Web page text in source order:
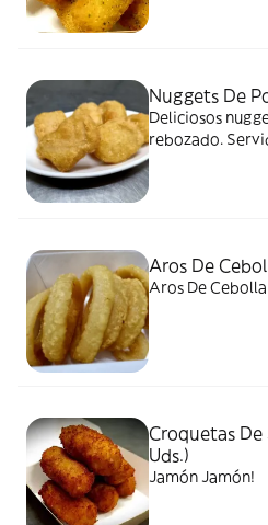
Nuggets De
Deliciosos
rebozado.
Aros De
Aros De Cebolla
Croquetas De
Uds.)
Jamón Jamón!